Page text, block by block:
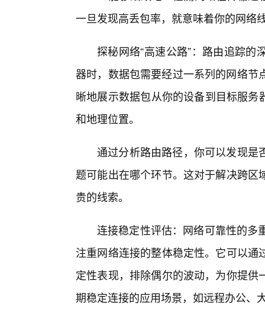
一旦发现高丢包率，就意味着你的网络
探秘网络“高速公路”：路由追踪
器时，数据包需要经过一系列的网络
晰地展示数据包从你的设备到目标服
和地理位置。
通过分析路由路径，你可以发现是
题可能出在哪个环节。这对于解决跨
贵的线索。
连接稳定性评估：网络可靠性的多
注重网络连接的整体稳定性。它可以
定性表现，排除偶尔的波动，为你提
期稳定连接的应用场景，如远程办公、